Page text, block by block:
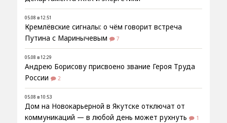
05.08 в 12:51
Кремлёвские сигналы: о чём говорит встреча
Путина с Маринычевым
7
05.08 в 12:29
Андрею Борисову присвоено звание Героя Труда
России
2
05.08 в 10:53
Дом на Новокарьерной в Якутске отключат от
коммуникаций — в любой день может рухнуть
1